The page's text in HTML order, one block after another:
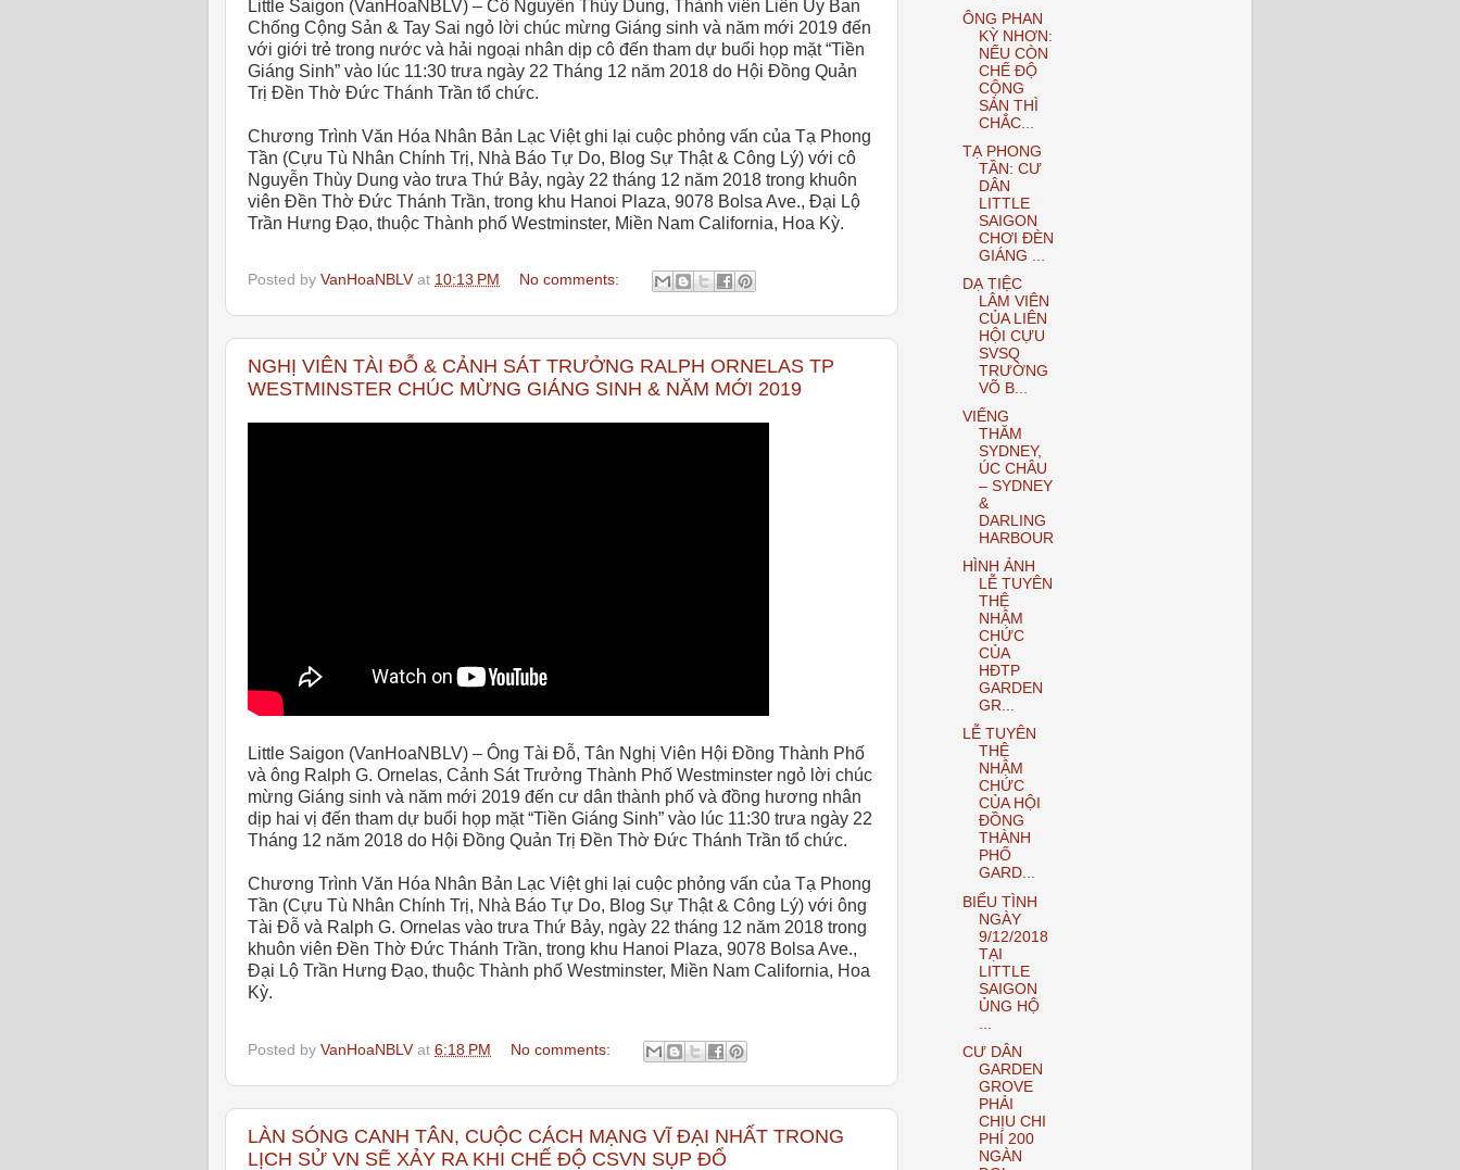
Little Saigon (VanHoaNBLV) – Cô Nguyễn Thùy Dung, Thành viên Liên Ủy Ban
Chống Cộng Sản & Tay Sai ngỏ lời chúc mừng Giáng sinh và năm mới 2019 đến
với giới trẻ trong nước và hải ngoại nhân dịp cô đến tham dự buổi họp mặt “Tiền
Giáng Sinh” vào lúc 11:30 trưa ngày 22 Tháng 12 năm 2018 do Hội Đồng Quản
Trị Đền Thờ Đức Thánh Trần tổ chức.
Chương Trình Văn Hóa Nhân Bản Lạc Việt ghi lại cuộc phỏng vấn của Tạ Phong
Tần (Cựu Tù Nhân Chính Trị, Nhà Báo Tự Do, Blog Sự Thật & Công Lý) với cô
Nguyễn Thùy Dung vào trưa Thứ Bảy, ngày 22 tháng 12 năm 2018 trong khuôn
viên Đền Thờ Đức Thánh Trần, trong khu Hanoi Plaza, 9078 Bolsa Ave., Đại Lộ
Trần Hưng Đạo, thuộc Thành phố Westminster, Miền Nam California, Hoa Kỳ.
Posted by VanHoaNBLV at 10:13 PM No comments:
NGHỊ VIÊN TÀI ĐỖ & CẢNH SÁT TRƯỞNG RALPH ORNELAS TP
WESTMINSTER CHÚC MỪNG GIÁNG SINH & NĂM MỚI 2019
Little Saigon (VanHoaNBLV) – Ông Tài Đỗ, Tân Nghị Viên Hội Đồng Thành Phố
và ông Ralph G. Ornelas, Cảnh Sát Trưởng Thành Phố Westminster ngỏ lời chúc
mừng Giáng sinh và năm mới 2019 đến cư dân thành phố và đồng hương nhân
dịp hai vị đến tham dự buổi họp mặt “Tiền Giáng Sinh” vào lúc 11:30 trưa ngày 22
Tháng 12 năm 2018 do Hội Đồng Quản Trị Đền Thờ Đức Thánh Trần tổ chức.
Chương Trình Văn Hóa Nhân Bản Lạc Việt ghi lại cuộc phỏng vấn của Tạ Phong
Tần (Cựu Tù Nhân Chính Trị, Nhà Báo Tự Do, Blog Sự Thật & Công Lý) với ông
Tài Đỗ và Ralph G. Ornelas vào trưa Thứ Bảy, ngày 22 tháng 12 năm 2018 trong
khuôn viên Đền Thờ Đức Thánh Trần, trong khu Hanoi Plaza, 9078 Bolsa Ave.,
Đại Lộ Trần Hưng Đạo, thuộc Thành phố Westminster, Miền Nam California, Hoa
Kỳ.
Posted by VanHoaNBLV at 6:18 PM No comments:
LÀN SÓNG CANH TÂN, CUỘC CÁCH MẠNG VĨ ĐẠI NHẤT TRONG
LỊCH SỬ VN SẼ XẢY RA KHI CHẾ ĐỘ CSVN SỤP ĐỔ
ÔNG PHAN
KỲ NHƠN:
NẾU CÒN
CHẾ ĐỘ
CỘNG
SẢN THÌ
CHẮC...
TẠ PHONG
TẦN: CƯ
DÂN
LITTLE
SAIGON
CHƠI ĐÈN
GIÁNG ...
DẠ TIỆC
LÂM VIÊN
CỦA LIÊN
HỘI CỰU
SVSQ
TRƯỜNG
VÕ B...
VIẾNG
THĂM
SYDNEY,
ÚC CHÂU
– SYDNEY
&
DARLING
HARBOUR
HÌNH ẢNH
LỄ TUYÊN
THỆ
NHẬM
CHỨC
CỦA
HĐTP
GARDEN
GR...
LỄ TUYÊN
THỆ
NHẬM
CHỨC
CỦA HỘI
ĐỒNG
THÀNH
PHỐ
GARD...
BIỂU TÌNH
NGÀY
9/12/2018
TẠI
LITTLE
SAIGON
ỦNG HỘ
CƯ DÂN
GARDEN
GROVE
PHẢI
CHỊU CHI
PHÍ 200
NGÀN